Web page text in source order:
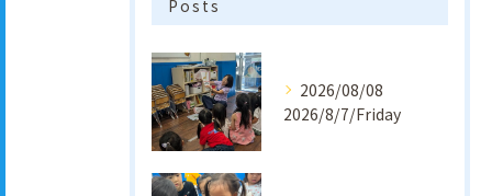
Posts
2026/08/08
2026/8/7/Friday